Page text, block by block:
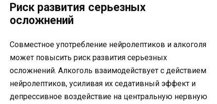
Риск развития серьезных
осложнений
Совместное употребление нейролептиков и алкоголя
может повысить риск развития серьезных
осложнений. Алкоголь взаимодействует с действием
нейролептиков, усиливая их седативный эффект и
депрессивное воздействие на центральную нервную